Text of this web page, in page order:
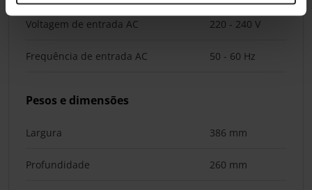
Voltagem de entrada AC 220 - 240 V
Frequência de entrada AC 50 - 60 Hz
Pesos e dimensões
Largura 386 mm
Profundidade 260 mm